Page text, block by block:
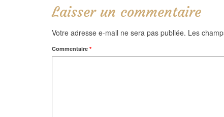
Laisser un commentaire
Votre adresse e-mail ne sera pas publiée. Les
Commentaire *